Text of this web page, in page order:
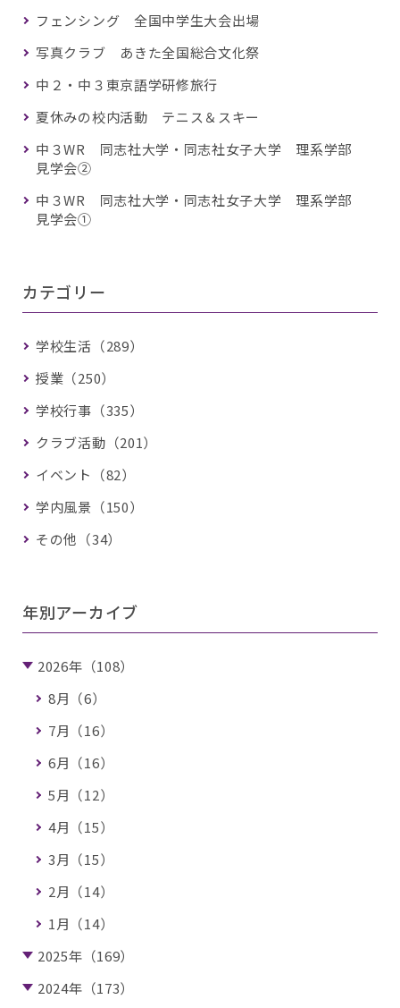
フェンシング 全国中学生大会出場
写真クラブ あきた全国総合文化祭
中２・中３東京語学研修旅行
夏休みの校内活動 テニス＆スキー
中３WR 同志社大学・同志社女子大学 理系学部
見学会②
中３WR 同志社大学・同志社女子大学 理系学部
見学会①
カテゴリー
学校生活（289）
授業（250）
学校行事（335）
クラブ活動（201）
イベント（82）
学内風景（150）
その他（34）
年別アーカイブ
2026年（108）
8月（6）
7月（16）
6月（16）
5月（12）
4月（15）
3月（15）
2月（14）
1月（14）
2025年（169）
2024年（173）